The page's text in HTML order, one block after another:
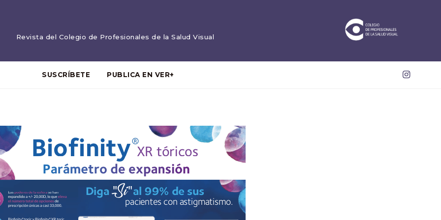
Revista del Colegio de Profesionales de la Salud Visual
SUSCRÍBETE PUBLICA EN VER+